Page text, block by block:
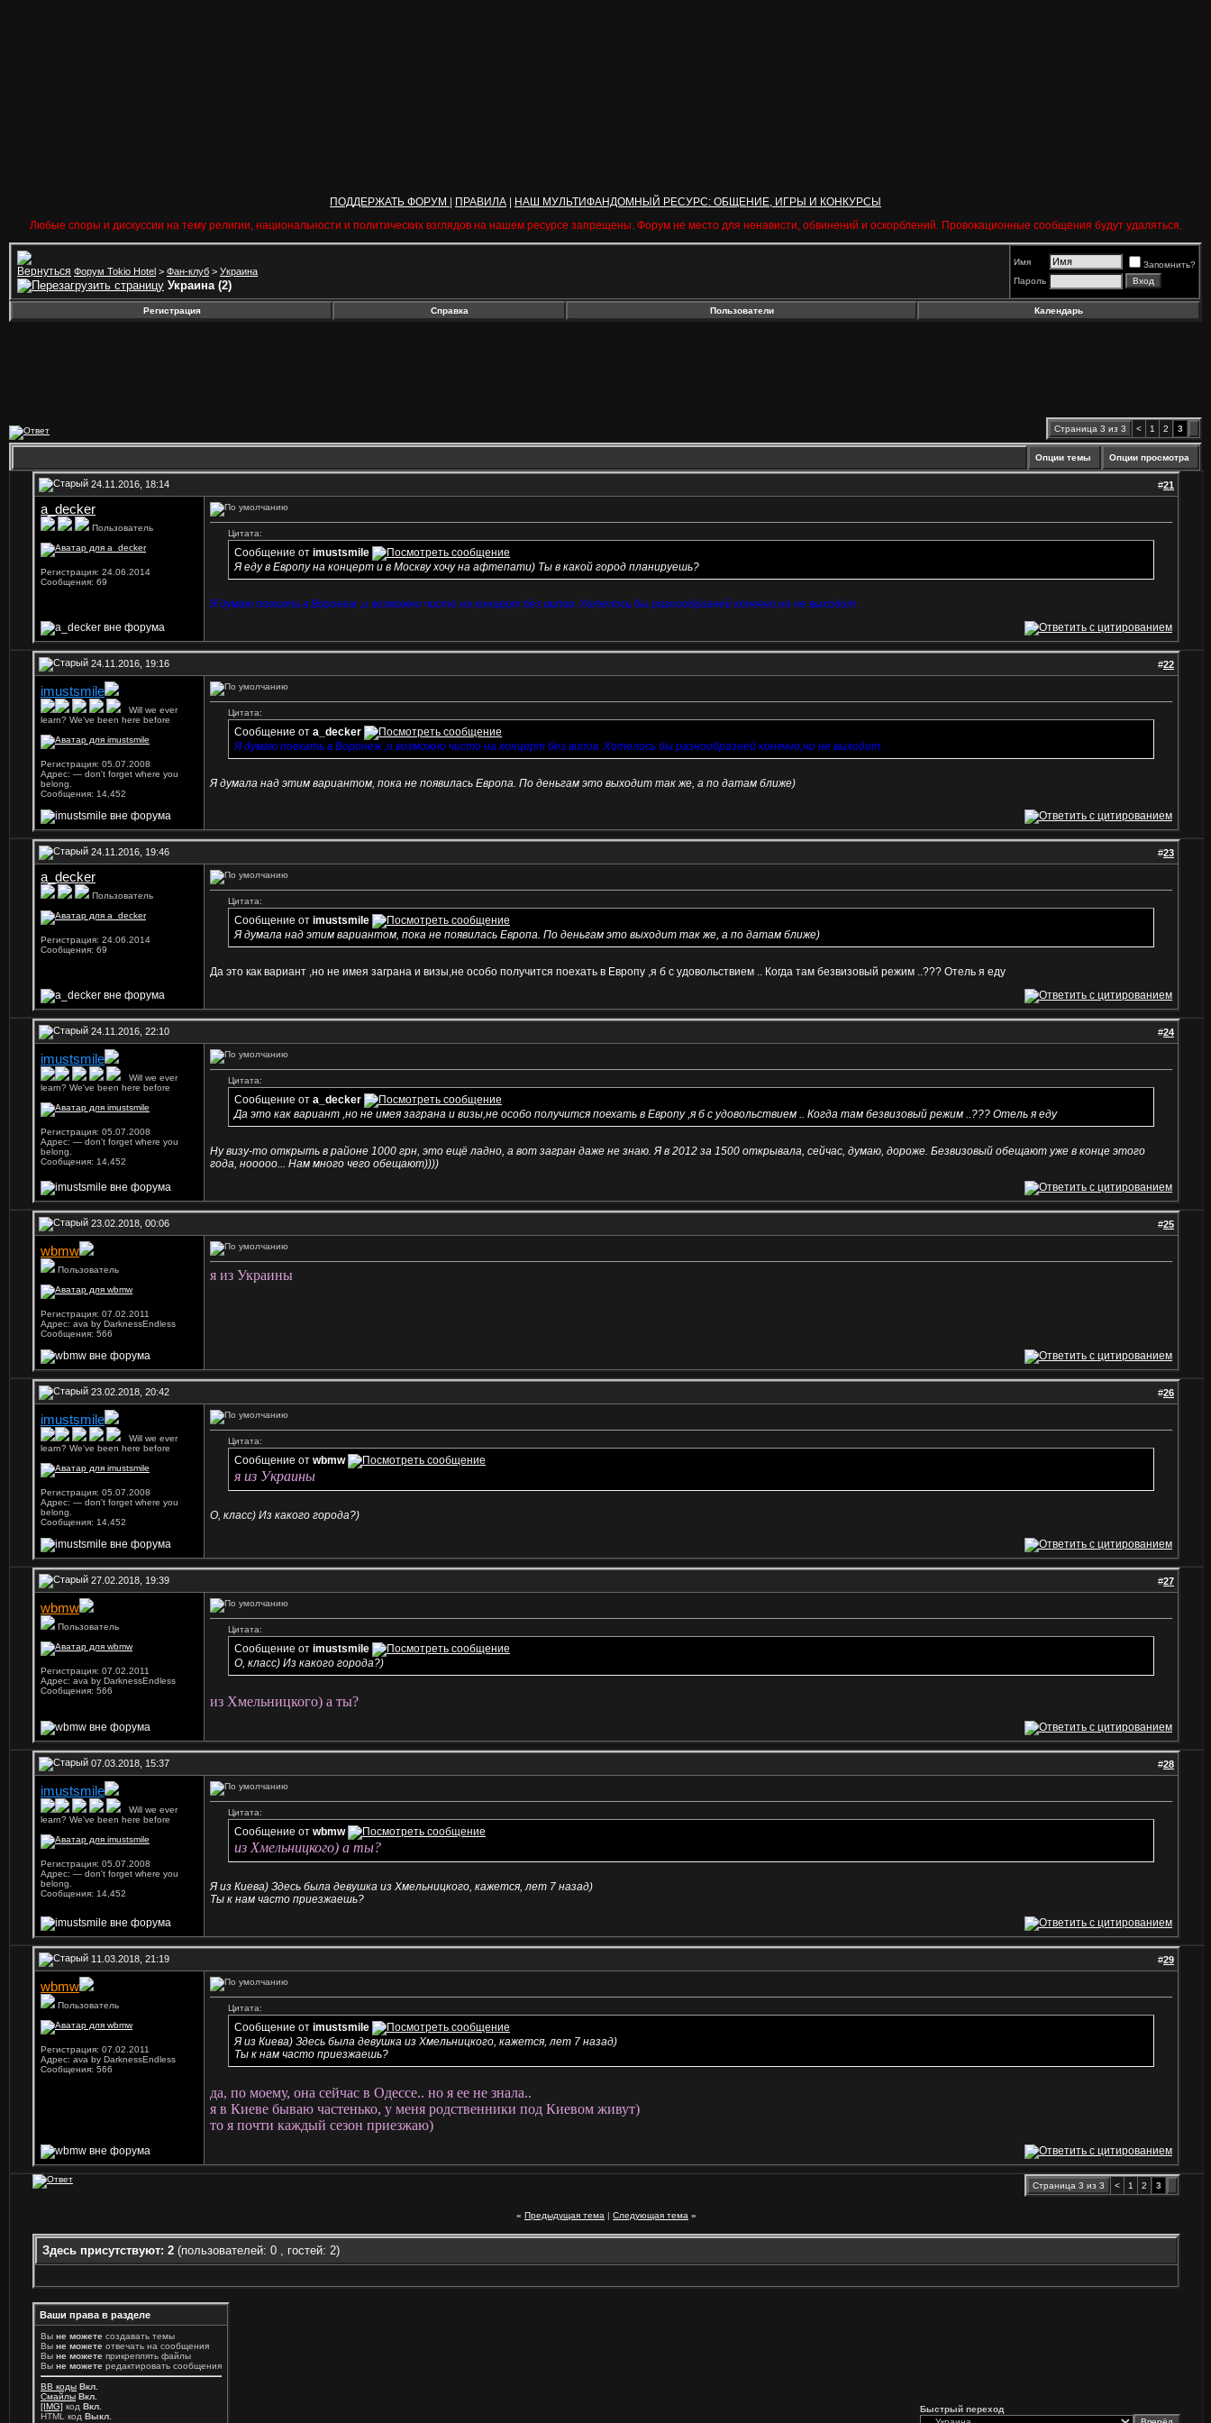
ПОДДЕРЖАТЬ ФОРУМ ПРАВИЛА
НАШ МУЛЬТИФАНДОМНЫЙ РЕСУРС: ОБЩЕНИЕ, ИГРЫ И КОНКУРСЫ
Любые споры и дискуссии на тему религии, национальности и политических взглядов на нашем ресурсе запрещены. Форум не место для ненависти, обвинений и оскорблений. Провокационные сообщения будут удаляться.
Форум Tokio Hotel > Фан-клуб > Украина
Украина (2)
Имя
Запомнить?
Пароль
Регистрация Справка Пользователи Календарь
Страница 3 из 3 < 1 2 3
Опции темы Опции просмотра
24.11.2016, 18:14 #21
a_decker
Пользователь
Регистрация: 24.06.2014
Сообщения: 69
Цитата:
Сообщение от imustsmile
Я еду в Европу на концерт и в Москву хочу на афтепати) Ты в какой город планируешь?
Я думаю поехать в Воронеж ,и возможно чисто на концерт без випов .Хотелось бы разнообразней конечно,но не выходит .
24.11.2016, 19:16 #22
imustsmile
Will we ever
learn? We've been here before
Регистрация: 05.07.2008
Адрес: — don't forget where you
belong.
Сообщения: 14,452
Цитата:
Сообщение от a_decker
Я думаю поехать в Воронеж ,и возможно чисто на концерт без випов .Хотелось бы разнообразней конечно,но не выходит .
Я думала над этим вариантом, пока не появилась Европа. По деньгам это выходит так же, а по датам ближе)
24.11.2016, 19:46 #23
a_decker
Пользователь
Регистрация: 24.06.2014
Сообщения: 69
Цитата:
Сообщение от imustsmile
Я думала над этим вариантом, пока не появилась Европа. По деньгам это выходит так же, а по датам ближе)
Да это как вариант ,но не имея заграна и визы,не особо получится поехать в Европу ,я б с удовольствием .. Когда там безвизовый режим ..??? Отель я еду
24.11.2016, 22:10 #24
imustsmile
Will we ever
learn? We've been here before
Регистрация: 05.07.2008
Адрес: — don't forget where you
belong.
Сообщения: 14,452
Цитата:
Сообщение от a_decker
Да это как вариант ,но не имея заграна и визы,не особо получится поехать в Европу ,я б с удовольствием .. Когда там безвизовый режим ..??? Отель я еду
Ну визу-то открыть в районе 1000 грн, это ещё ладно, а вот загран даже не знаю. Я в 2012 за 1500 открывала, сейчас, думаю, дороже. Безвизовый обещают уже в конце этого
года, нооооо... Нам много чего обещают))))
23.02.2018, 00:06 #25
wbmw
Пользователь
Регистрация: 07.02.2011
Адрес: ava by DarknessEndless
Сообщения: 566
я из Украины
23.02.2018, 20:42 #26
imustsmile
Will we ever
learn? We've been here before
Регистрация: 05.07.2008
Адрес: — don't forget where you
belong.
Сообщения: 14,452
Цитата:
Сообщение от wbmw
я из Украины
О, класс) Из какого города?)
27.02.2018, 19:39 #27
wbmw
Пользователь
Регистрация: 07.02.2011
Адрес: ava by DarknessEndless
Сообщения: 566
Цитата:
Сообщение от imustsmile
О, класс) Из какого города?)
из Хмельницкого) а ты?
07.03.2018, 15:37 #28
imustsmile
Will we ever
learn? We've been here before
Регистрация: 05.07.2008
Адрес: — don't forget where you
belong.
Сообщения: 14,452
Цитата:
Сообщение от wbmw
из Хмельницкого) а ты?
Я из Киева) Здесь была девушка из Хмельницкого, кажется, лет 7 назад)
Ты к нам часто приезжаешь?
11.03.2018, 21:19 #29
wbmw
Пользователь
Регистрация: 07.02.2011
Адрес: ava by DarknessEndless
Сообщения: 566
Цитата:
Сообщение от imustsmile
Я из Киева) Здесь была девушка из Хмельницкого, кажется, лет 7 назад)
Ты к нам часто приезжаешь?
да, по моему, она сейчас в Одессе.. но я ее не знала..
я в Киеве бываю частенько, у меня родственники под Киевом живут)
то я почти каждый сезон приезжаю)
Страница 3 из 3 < 1 2 3
« Предыдущая тема | Следующая тема »
Здесь присутствуют: 2 (пользователей: 0 , гостей: 2)
Ваши права в разделе
Вы не можете создавать темы
Вы не можете отвечать на сообщения
Вы не можете прикреплять файлы
Вы не можете редактировать сообщения
BB коды Вкл.
Смайлы Вкл.
[IMG] код Вкл.
HTML код Выкл.
Быстрый переход